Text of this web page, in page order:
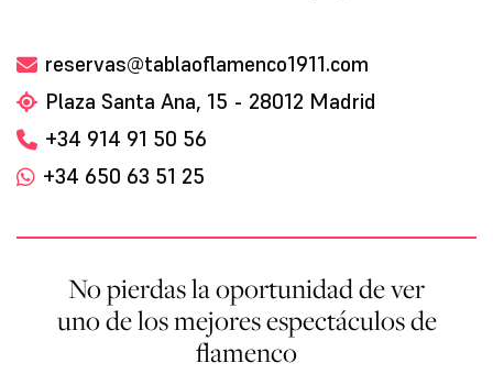
reservas@tablaoflamenco1911.com
Plaza Santa Ana, 15 - 28012 Madrid
+34 914 91 50 56
+34 650 63 51 25
No pierdas la oportunidad de ver
uno de los mejores espectáculos de
flamenco